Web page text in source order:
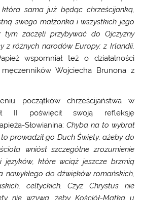
która sama już będąc chrześcijanką,
swego małżonka i wszystkich jego
zaczęli przybywać do Ojczyzny
z różnych narodów Europy: z Irlandii,
wspomniał też o działalności
Wojciecha Brunona z
początków chrześcijaństwa w
II poświęcił swoją refleksję
Słowianina: Chyba na to wybrał
prowadził go Duch Święty, ażeby do
wniósł szczególne zrozumienie
języków, które wciąż jeszcze brzmią
do dźwięków romańskich,
celtyckich. Czyż Chrystus nie
nie wzywa, żeby Kościół-Matka u